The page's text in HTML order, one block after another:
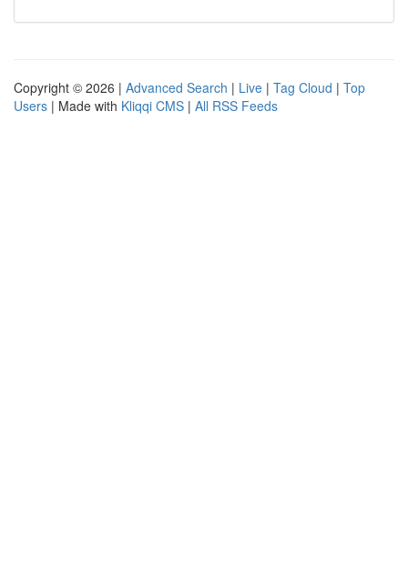
Copyright © 2026 | Advanced Search | Live | Tag Cloud | Top
Users | Made with Kliqqi CMS | All RSS Feeds